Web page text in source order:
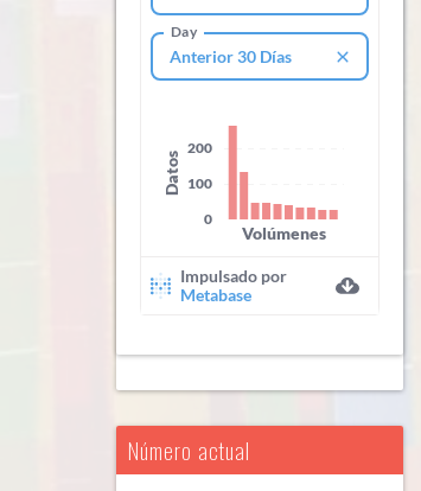
Número actual